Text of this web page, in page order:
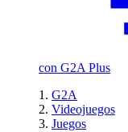
con G2A Plus
G2A
Videojuegos
Juegos